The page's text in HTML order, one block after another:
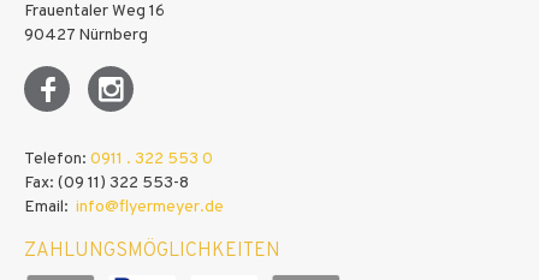
Frauentaler Weg 16
90427 Nürnberg
Telefon: 0911 . 322 553 0
Fax: (09 11) 322 553-8
Email: info@flyermeyer.de
ZAHLUNGSMÖGLICHKEITEN